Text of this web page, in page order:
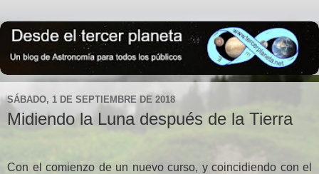
SÁBADO, 1 DE SEPTIEMBRE DE 2018
Midiendo la Luna después de la Tierra
Con el comienzo de un nuevo curso, y coincidiendo con el